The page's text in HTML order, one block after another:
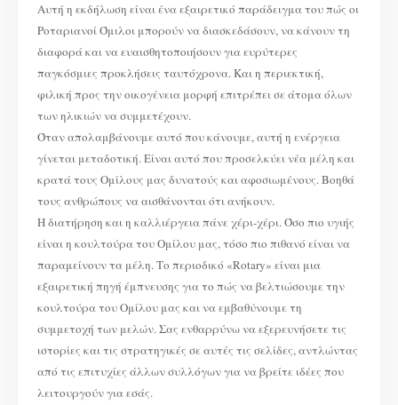
Αυτή η εκδήλωση είναι ένα εξαιρετικό παράδειγμα του πώς οι
Ροταριανοί Όμιλοι μπορούν να διασκεδάσουν, να κάνουν τη
διαφορά και να ευαισθητοποιήσουν για ευρύτερες
παγκόσμιες προκλήσεις ταυτόχρονα. Και η περιεκτική,
φιλική προς την οικογένεια μορφή επιτρέπει σε άτομα όλων
των ηλικιών να συμμετέχουν.
Όταν απολαμβάνουμε αυτό που κάνουμε, αυτή η ενέργεια
γίνεται μεταδοτική. Είναι αυτό που προσελκύει νέα μέλη και
κρατά τους Ομίλους μας δυνατούς και αφοσιωμένους. Βοηθά
τους ανθρώπους να αισθάνονται ότι ανήκουν.
Η διατήρηση και η καλλιέργεια πάνε χέρι-χέρι. Όσο πιο υγιής
είναι η κουλτούρα του Ομίλου μας, τόσο πιο πιθανό είναι να
παραμείνουν τα μέλη. Το περιοδικό «Rotary» είναι μια
εξαιρετική πηγή έμπνευσης για το πώς να βελτιώσουμε την
κουλτούρα του Ομίλου μας και να εμβαθύνουμε τη
συμμετοχή των μελών. Σας ενθαρρύνω να εξερευνήσετε τις
ιστορίες και τις στρατηγικές σε αυτές τις σελίδες, αντλώντας
από τις επιτυχίες άλλων συλλόγων για να βρείτε ιδέες που
λειτουργούν για εσάς.